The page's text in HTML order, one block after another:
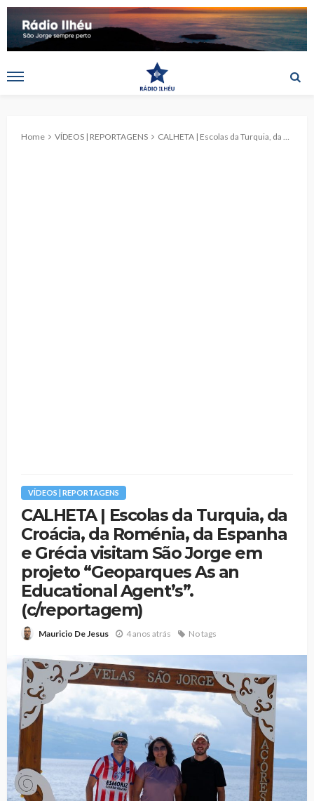
Home VÍDEOS | REPORTAGENS CALHETA | Escolas da Turquia, da Croácia, da Roménia, da Espanha e Grécia visitam São Jorge em projeto “Geoparques As an Educational Agent’s”. (c/reportagem)
VÍDEOS | REPORTAGENS
CALHETA | Escolas da Turquia, da
Croácia, da Roménia, da Espanha
e Grécia visitam São Jorge em
projeto “Geoparques As an
Educational Agent’s”.
(c/reportagem)
Mauricio De Jesus 4 anos atrás No tags